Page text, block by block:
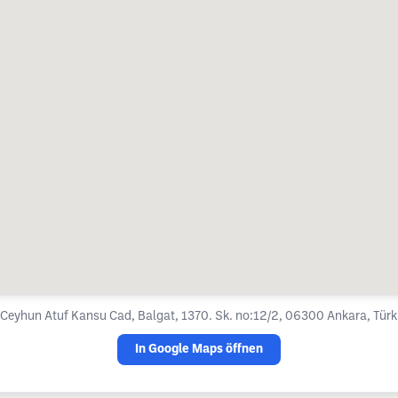
Ceyhun Atuf Kansu Cad, Balgat, 1370. Sk. no:12/2, 06300 Ankara,
In Google Maps öffnen